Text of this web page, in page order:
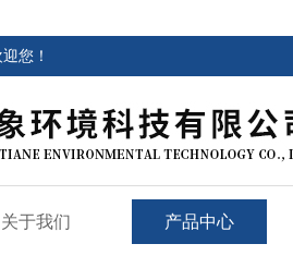
您！
关于我们 产品中心